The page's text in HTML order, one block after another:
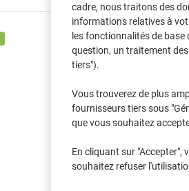
cadre, nous traitons des
informations relatives à
les fonctionnalités de base
question, un traitement
tiers").
Vous trouverez de plus
fournisseurs tiers sous
que vous souhaitez
En cliquant sur "Accepter",
souhaitez refuser